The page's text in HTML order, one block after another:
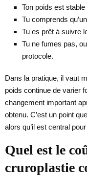
Ton poids est
Tu comprends
Tu es prêt à suivre
Tu ne fumes pas,
protocole.
Dans la pratique, il vaut
poids continue de varier
changement important
obtenu. C’est un point
alors qu’il est central
Quel est le
cruroplastie